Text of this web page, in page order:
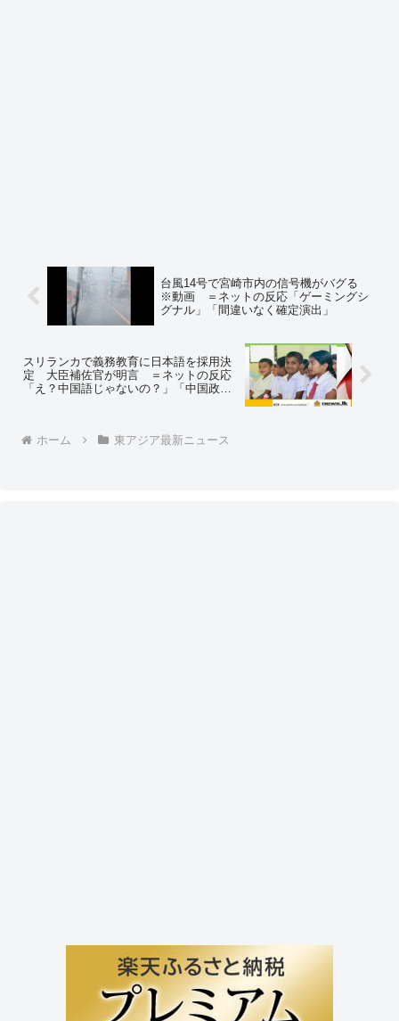
台風14号で宮崎市内の信号機がバグる
※動画 ＝ネットの反応「ゲーミングシ
グナル」「間違いなく確定演出」
スリランカで義務教育に日本語を採用決
定 大臣補佐官が明言 ＝ネットの反応
「え？中国語じゃないの？」「中国政府
ホーム
東アジア最新ニュース